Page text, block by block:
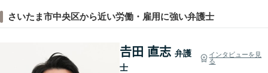
さいたま市中央区から近い労働・雇用に強い弁護士
𠮷田 直志 弁護
士
インタビューを見
る